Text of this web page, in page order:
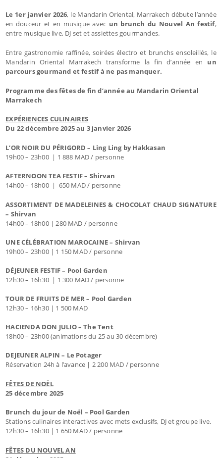
Le 1er janvier 2026, le Mandarin Oriental, Marrakech débute l’année
en douceur et en musique avec un brunch du Nouvel An festif,
entre musique live, DJ set et assiettes gourmandes.
Entre gastronomie raffinée, soirées électro et brunchs ensoleillés, le
Mandarin Oriental Marrakech transforme la fin d’année en un
parcours gourmand et festif à ne pas manquer.
Programme des fêtes de fin d’année au Mandarin Oriental
Marrakech
EXPÉRIENCES CULINAIRES
Du 22 décembre 2025 au 3 janvier 2026
L’OR NOIR DU PÉRIGORD – Ling Ling by Hakkasan
19h00 – 23h00 | 1 888 MAD / personne
AFTERNOON TEA FESTIF – Shirvan
14h00 – 18h00 | 650 MAD / personne
ASSORTIMENT DE MADELEINES & CHOCOLAT CHAUD SIGNATURE
– Shirvan
14h00 – 18h00 | 280 MAD / personne
UNE CÉLÉBRATION MAROCAINE – Shirvan
19h00 – 23h00 | 1 150 MAD / personne
DÉJEUNER FESTIF – Pool Garden
12h30 – 16h30 | 1 300 MAD / personne
TOUR DE FRUITS DE MER – Pool Garden
12h30 – 16h30 | 1 500 MAD
HACIENDA DON JULIO – The Tent
18h00 – 23h00 (animations du 25 au 30 décembre)
DEJEUNER ALPIN – Le Potager
Réservation 24h à l’avance | 2 200 MAD / personne
FÊTES DE NOËL
25 décembre 2025
Brunch du jour de Noël – Pool Garden
Stations culinaires interactives avec mets exclusifs, DJ et groupe live.
12h30 – 16h30 | 1 650 MAD / personne
FÊTES DU NOUVEL AN